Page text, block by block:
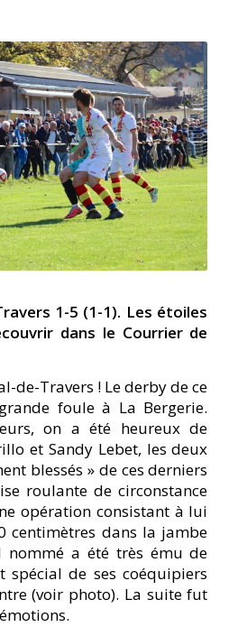
1-5 (1-1). Les étoiles
dans le Courrier de
de-Travers ! Le derby de ce
foule à La Bergerie.
on a été heureux de
et Sandy Lebet, les deux
blessés » de ces derniers
roulante de circonstance
opération consistant à lui
centimètres dans la jambe
nommé a été très ému de
spécial de ses coéquipiers
(voir photo). La suite fut